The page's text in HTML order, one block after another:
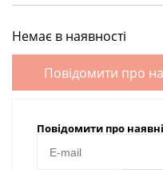
Немає в наявності
Повідомити про
Повідомити про